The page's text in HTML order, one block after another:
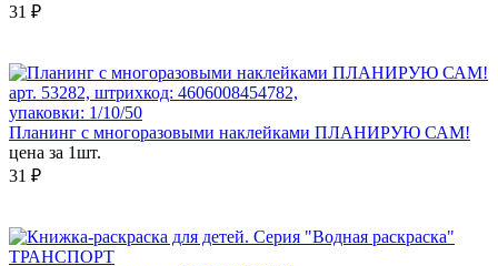
31 ₽
арт. 53282, штрихкод: 4606008454782,
упаковки: 1/10/50
Планинг с многоразовыми наклейками ПЛАНИРУЮ САМ!
цена за 1шт.
31 ₽